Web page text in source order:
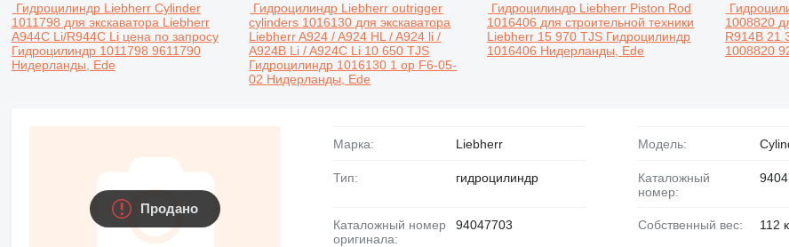
Гидроцилиндр Liebherr Cylinder
1011798 для экскаватора Liebherr
A944C Li/R944C Li цена по запросу
Гидроцилиндр 1011798 9611790
Нидерланды, Ede
Гидроцилиндр Liebherr outrigger
cylinders 1016130 для экскаватора
Liebherr A924 / A924 HL / A924 li /
A924B Li / A924C Li 10 650 TJS
Гидроцилиндр 1016130 1 op F6-05-
02 Нидерланды, Ede
Гидроцилиндр Liebherr Piston Rod
1016406 для строительной техники
Liebherr 15 970 TJS Гидроцилиндр
1016406 Нидерланды, Ede
1008820
R914B 21
1008820
Продано
Марка: Liebherr Модель:
Тип: гидроцилиндр
Каталожный
номер:
Каталожный номер
оригинала:
94047703 Собственный вес: 112